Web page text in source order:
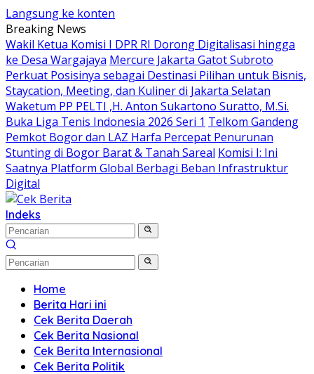
Langsung ke konten
Breaking News
Wakil Ketua Komisi I DPR RI Dorong Digitalisasi hingga
ke Desa Wargajaya Mercure Jakarta Gatot Subroto
Perkuat Posisinya sebagai Destinasi Pilihan untuk Bisnis,
Staycation, Meeting, dan Kuliner di Jakarta Selatan
Waketum PP PELTI ,H. Anton Sukartono Suratto, M.Si.
Buka Liga Tenis Indonesia 2026 Seri 1 Telkom Gandeng
Pemkot Bogor dan LAZ Harfa Percepat Penurunan
Stunting di Bogor Barat & Tanah Sareal Komisi I: Ini
Saatnya Platform Global Berbagi Beban Infrastruktur
Digital
Indeks
Home
Berita Hari ini
Cek Berita Daerah
Cek Berita Nasional
Cek Berita Internasional
Cek Berita Politik